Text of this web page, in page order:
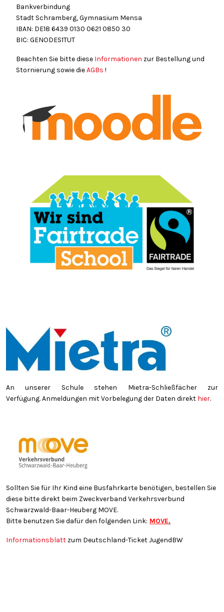
Bankverbindung
Stadt Schramberg, Gymnasium Mensa
IBAN: DE18 6439 0130 0621 0850 30
BIC: GENODES1TUT
Beachten Sie bitte diese Informationen zur Bestellung und
Stornierung sowie dieAGBs !
An unserer Schule stehen Mietra-Schließfächer zur
Verfügung. Anmeldungen mit Vorbelegung der Daten direkt hier.
Sollten Sie für Ihr Kind eine Busfahrkarte benötigen, bestellen Sie
diese bitte direkt beim Zweckverband Verkehrsverbund
Schwarzwald-Baar-Heuberg MOVE.
Bitte benutzen Sie dafür den folgenden Link: MOVE.
Informationsblatt zum Deutschland-Ticket JugendBW